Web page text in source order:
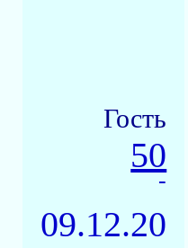
Гость
50
-
09.12.20